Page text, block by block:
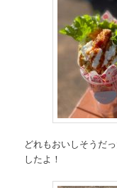
どれもおいしそうだ
したよ！